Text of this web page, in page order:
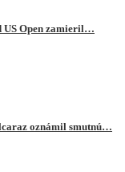
US Open zamieril…
oznámil smutnú…